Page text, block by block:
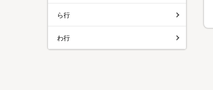
ら行
わ行